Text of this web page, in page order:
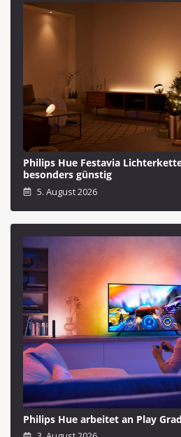
Philips Hue Festavia
besonders günstig
5. August 2026
Philips Hue arbeitet an Play